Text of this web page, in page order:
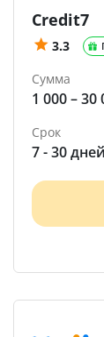
Credit7
3.3
Сумма
1 000 – 30
Срок
7 - 30 дней